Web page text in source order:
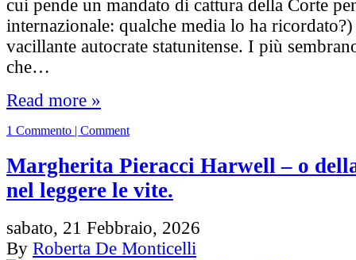
cui pende un mandato di cattura della Corte
internazionale: qualche media lo ha
vacillante autocrate statunitense. I più
che…
Read more »
1 Commento | Comment
Margherita Pieracci Harwell – o
nel leggere le vite.
sabato, 21 Febbraio, 2026
By Roberta De Monticelli